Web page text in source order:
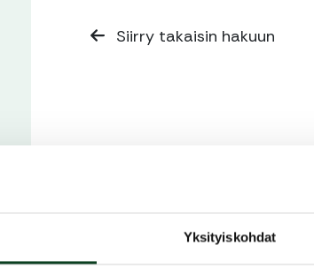
Yksityiskohdat
Siirry takaisin hakuun